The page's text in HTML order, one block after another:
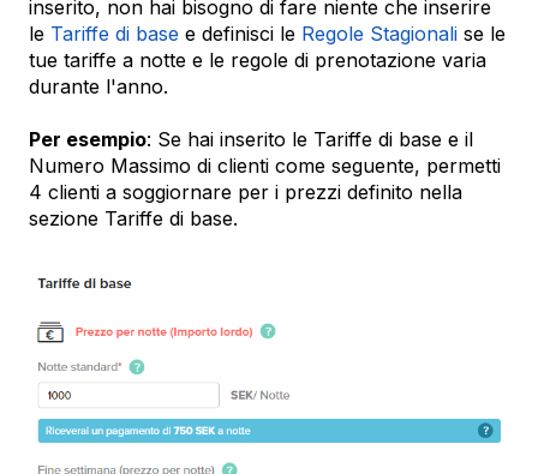
inserito, non hai bisogno di fare niente che inserire
le Tariffe di base e definisci le Regole Stagionali se le
tue tariffe a notte e le regole di prenotazione varia
durante l'anno.
Per esempio: Se hai inserito le Tariffe di base e il
Numero Massimo di clienti come seguente, permetti
4 clienti a soggiornare per i prezzi definito nella
sezione Tariffe di base.